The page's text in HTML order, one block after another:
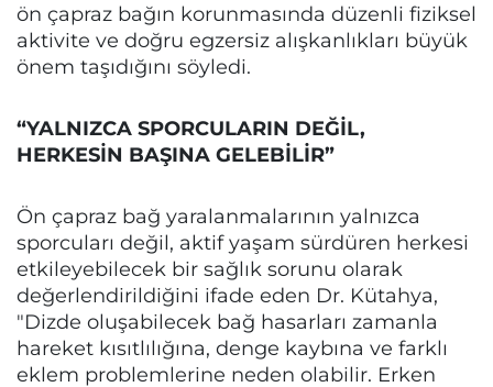
ön çapraz bağın korunmasında düzenli fiziksel
aktivite ve doğru egzersiz alışkanlıkları büyük
önem taşıdığını söyledi.
“YALNIZCA SPORCULARIN DEĞİL,
HERKESİN BAŞINA GELEBİLİR”
Ön çapraz bağ yaralanmalarının yalnızca
sporcuları değil, aktif yaşam sürdüren herkesi
etkileyebilecek bir sağlık sorunu olarak
değerlendirildiğini ifade eden Dr. Kütahya,
"Dizde oluşabilecek bağ hasarları zamanla
hareket kısıtlılığına, denge kaybına ve farklı
eklem problemlerine neden olabilir. Erken